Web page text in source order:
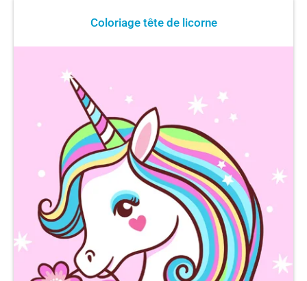
Coloriage tête de licorne